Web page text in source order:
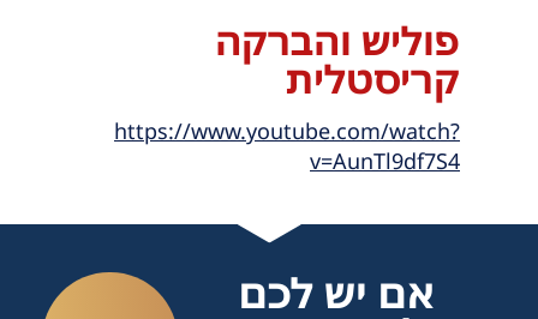
פוליש והברקה
קריסטלית
https://www.youtube.com/watch?
v=AunTl9df7S4
אם יש לכם